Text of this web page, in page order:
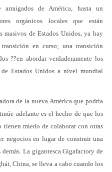
arraigados de América, hasta un
orgánicos locales que están
masivos de Estados Unidos, ya hay
en curso; una transición
??en abordar verdaderamente los
Estados Unidos a nivel mundial
de la nueva América que podría
adelante es el hecho de que los
tienen miedo de colaborar con otras
negocios en lugar de construir una
La gigantesca Gigafactory de
China, se lleva a cabo cuando los